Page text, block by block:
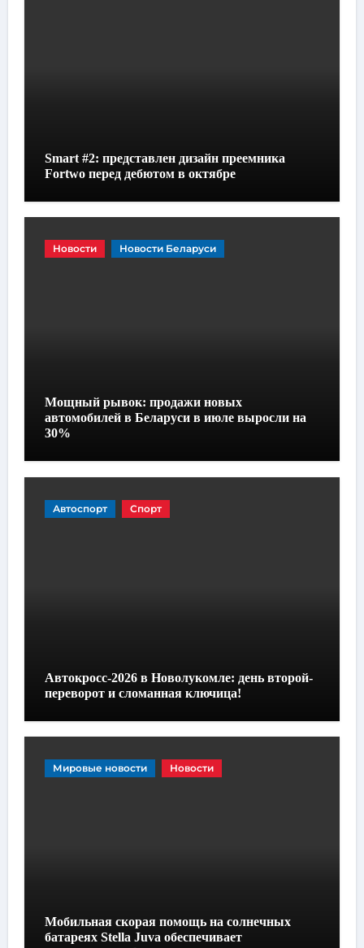
Smart #2: представлен дизайн преемника
Fortwo перед дебютом в октябре
Новости Новости Беларуси
Мощный рывок: продажи новых
автомобилей в Беларуси в июле выросли на
30%
Автоспорт Спорт
Автокросс-2026 в Новолукомле: день второй-
переворот и сломанная ключица!
Мировые новости Новости
Мобильная скорая помощь на солнечных
батареях Stella Juva обеспечивает